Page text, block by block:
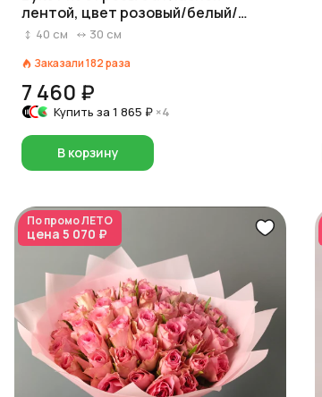
лентой, цвет розовый/белый/
красный на выбор, Россия, 40 см
40 см 30 см
Заказали182раза
7 460 ₽
Купить за 1 865 ₽ ×4
В корзину
По промоЛЕТО
цена 5 070 ₽